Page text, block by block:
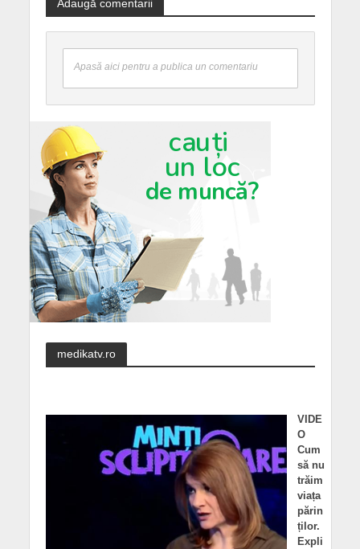
Adaugă comentarii
Apasă aici pentru a publica un comentariu
medikatv.ro
VIDE
O
Cum
să nu
trăim
viața
părin
ților.
Expli